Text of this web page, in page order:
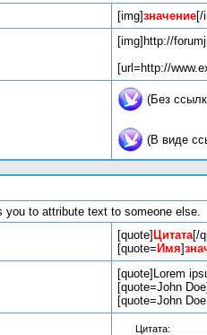
[img]значение[/
[img]http://
[url=http://
(Без
(В виде
you to attribute text to someone else.
[quote] Цитата[/
[quote= Имя]
[quote]Lorem
[quote=John
[quote=John
Цитата: